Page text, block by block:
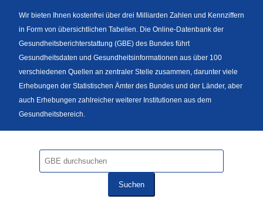
Fußzeile
Wir bieten Ihnen kostenfrei über drei Milliarden Zahlen und Kennziffern
in Form von übersichtlichen Tabellen. Die Online-Datenbank der
Gesundheitsberichterstattung (GBE) des Bundes führt
Gesundheitsdaten und Gesundheitsinformationen aus über 100
verschiedenen Quellen an zentraler Stelle zusammen, darunter viele
Erhebungen der Statistischen Ämter des Bundes und der Länder, aber
auch Erhebungen zahlreicher weiterer Institutionen aus dem
Gesundheitsbereich.
Suchen